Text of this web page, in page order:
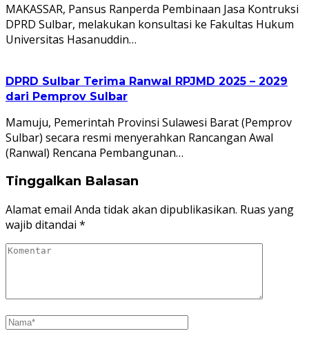
MAKASSAR, Pansus Ranperda Pembinaan Jasa Kontruksi
DPRD Sulbar, melakukan konsultasi ke Fakultas Hukum
Universitas Hasanuddin…
DPRD Sulbar Terima Ranwal RPJMD 2025 – 2029
dari Pemprov Sulbar
Mamuju, Pemerintah Provinsi Sulawesi Barat (Pemprov
Sulbar) secara resmi menyerahkan Rancangan Awal
(Ranwal) Rencana Pembangunan…
Tinggalkan Balasan
Alamat email Anda tidak akan dipublikasikan. Ruas yang
wajib ditandai *